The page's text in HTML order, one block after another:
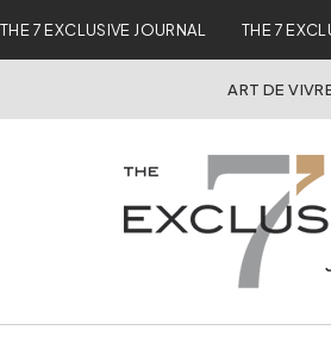
THE 7 EXCLUSIVE JOURNAL THE 7
ART DE